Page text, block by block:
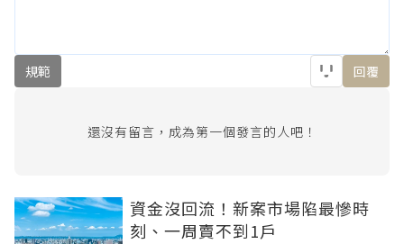
規範 回覆
還沒有留言，成為第一個發言的人吧！
資金沒回流！新案市場陷最慘時
刻、一周賣不到1戶